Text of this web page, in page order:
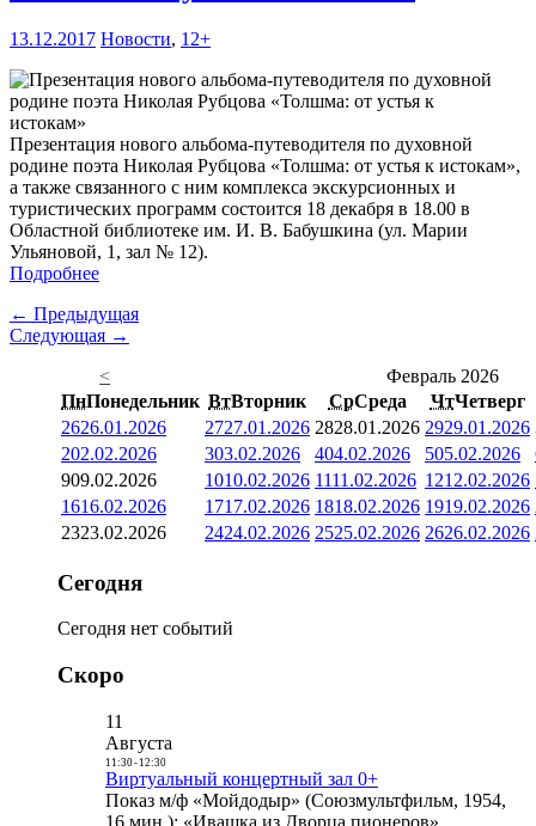
13.12.2017 Новости, 12+
Презентация нового альбома-путеводителя по духовной
родине поэта Николая Рубцова «Толшма: от устья к истокам»,
а также связанного с ним комплекса экскурсионных и
туристических программ состоится 18 декабря в 18.00 в
Областной библиотеке им. И. В. Бабушкина (ул. Марии
Ульяновой, 1, зал № 12).
Подробнее
← Предыдущая
Следующая →
<
Февраль 2026
ПнПонедельник ВтВторник СрСреда ЧтЧетверг
2626.01.2026 2727.01.2026 2828.01.2026 2929.01.2026
202.02.2026 303.02.2026 404.02.2026 505.02.2026
909.02.2026 1010.02.2026 1111.02.2026 1212.02.2026
1616.02.2026 1717.02.2026 1818.02.2026 1919.02.2026
2323.02.2026 2424.02.2026 2525.02.2026 2626.02.2026
Сегодня
Сегодня нет событий
Скоро
11
Августа
11:30- 12:30
Виртуальный концертный зал 0+
Показ м/ф «Мойдодыр» (Союзмультфильм, 1954,